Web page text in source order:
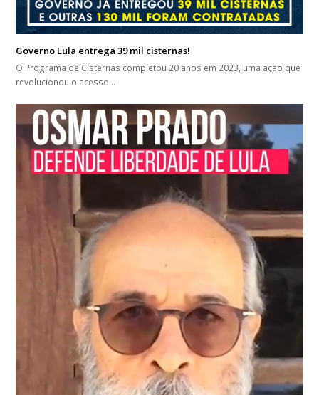
Governo Lula entrega 39 mil cisternas!
O Programa de Cisternas completou 20 anos em 2023, uma ação que
revolucionou o acesso…